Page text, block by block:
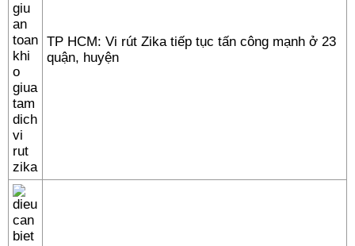
TP HCM: Vi rút Zika tiếp tục tấn công mạnh ở 23
quận, huyện